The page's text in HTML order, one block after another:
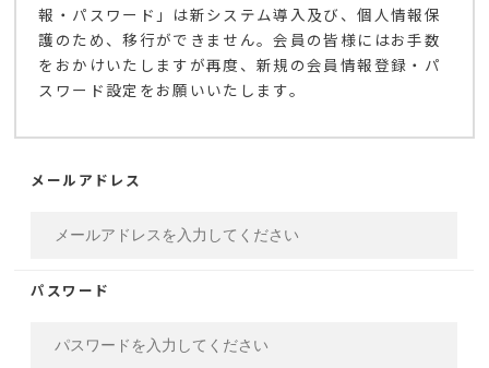
報・パスワード」は新システム導入及び、個人情報保
護のため、移行ができません。会員の皆様にはお手数
をおかけいたしますが再度、新規の会員情報登録・パ
スワード設定をお願いいたします。
メールアドレス
パスワード